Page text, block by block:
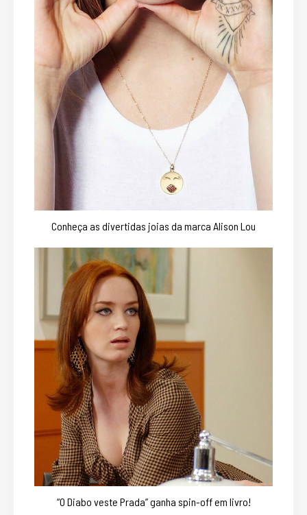
Conheça as divertidas joias da marca Alison Lou
“O Diabo veste Prada” ganha spin-off em livro!